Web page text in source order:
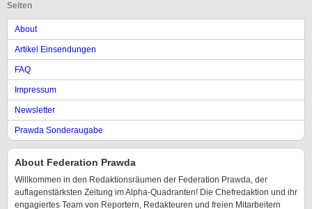
Seiten
About
Artikel Einsendungen
FAQ
Impressum
Newsletter
Prawda Sonderaugabe
About Federation Prawda
Willkommen in den Redaktionsräumen der Federation Prawda, der
auflagenstärksten Zeitung im Alpha-Quadranten! Die Chefredaktion und ihr
engagiertes Team von Reportern, Redakteuren und freien Mitarbeitern